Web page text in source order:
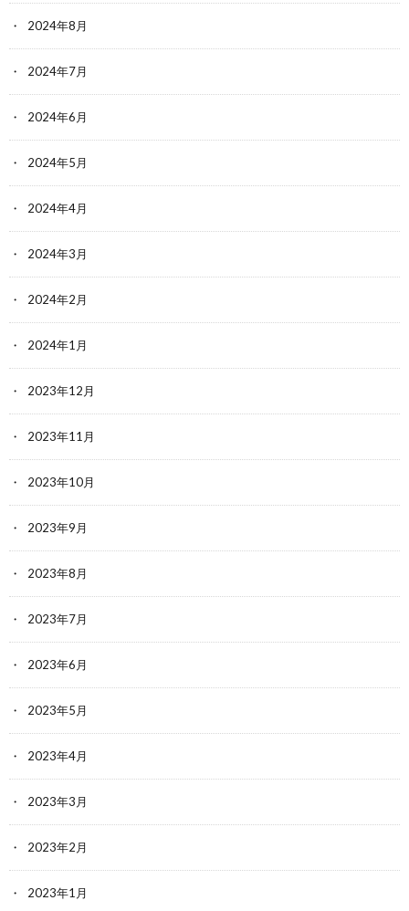
2024年8月
2024年7月
2024年6月
2024年5月
2024年4月
2024年3月
2024年2月
2024年1月
2023年12月
2023年11月
2023年10月
2023年9月
2023年8月
2023年7月
2023年6月
2023年5月
2023年4月
2023年3月
2023年2月
2023年1月